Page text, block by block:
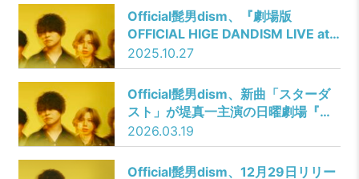
Official髭男dism、『劇場版
OFFICIAL HIGE DANDISM LIVE at
STADIUM 2025』応援上映の開催が
決定！
2025.10.27
Official髭男dism、新曲「スターダ
スト」が堤真一主演の日曜劇場『Ｇ
ＩＦＴ』の主題歌に決定！「スター
ダスト/エルダーフラワー」を4月22
日に両A面シングルとしてCDリリー
2026.03.19
Official髭男dism、12月29日リリー